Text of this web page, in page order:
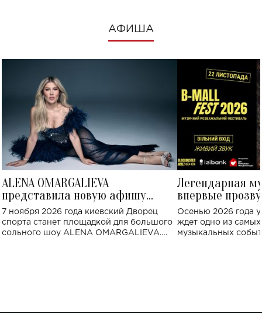
АФИША
ALENA OMARGALIEVA
представила новую афишу
большого концерта во Дворце
спорта
7 ноября 2026 года киевский Дворец
спорта станет площадкой для большого
сольного шоу ALENA OMARGALIEVA.
Легендарная
впервые
Украине: где
Осенью 2026 года
ждет одно из
музыкальных